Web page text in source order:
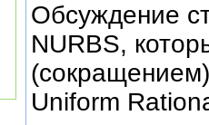
Обсуждение
NURBS,
Uniform